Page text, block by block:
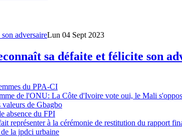
Lun 04 Sept 2023
sa défaite et félicite son
du PPA-CI
de l'ONU: La Côte d'Ivoire vote oui, le Mali
de Gbagbo
absence du FPI
représenter à la cérémonie de restitution du rapport
la jpdci urbaine